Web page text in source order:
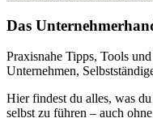
Das
Praxisnahe Tipps, Tools
Unternehmen,
Hier findest du alles, was
selbst zu führen – auch